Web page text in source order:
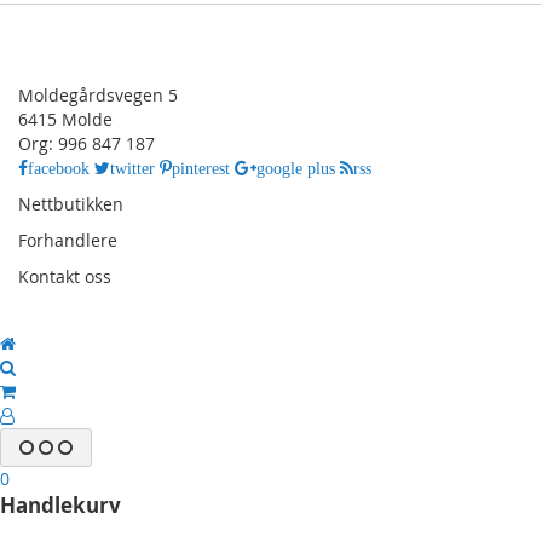
SKODA FABIA III (5J) 11/2014 - 08/2018
SKODA KAROQ (NU) 11/2017 - 11/2021
SKODA KODIAQ (NS) 03/2017 - 06/2021
SKODA OCTAVIA III (5E) 02/2013 - 12/2016
SKODA OCTAVIA III (5E) 01/2017 - 01/2020
SKODA RAPID (NH) 04/2015 - 05/2017
VW AMAROK (2H) 09/2016 - 07/2020
VW ARTEON (3H) 11/2017 - 06/2020
VW BEETLE (16) 06/2016 - 03/2018
Moldegårdsvegen 5
6415 Molde
Org: 996 847 187
facebook twitter pinterest google plus rss
Nettbutikken
Forhandlere
Kontakt oss
0
Handlekurv